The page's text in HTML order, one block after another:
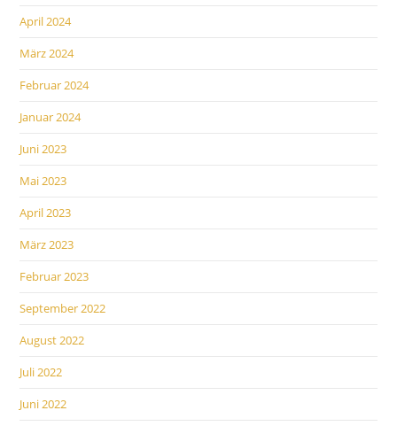
April 2024
März 2024
Februar 2024
Januar 2024
Juni 2023
Mai 2023
April 2023
März 2023
Februar 2023
September 2022
August 2022
Juli 2022
Juni 2022